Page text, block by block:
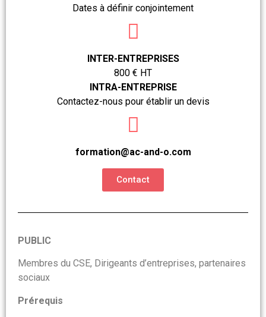
Dates à définir conjointement
INTER-ENTREPRISES
800 € HT
INTRA-ENTREPRISE
Contactez-nous pour établir un devis
formation@ac-and-o.com
Contact
PUBLIC
Membres du CSE, Dirigeants d’entreprises, partenaires
sociaux
Prérequis